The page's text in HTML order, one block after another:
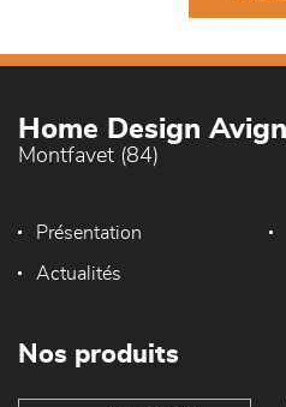
Home Design
Montfavet (84)
Présentation
Actualités
Nos produits